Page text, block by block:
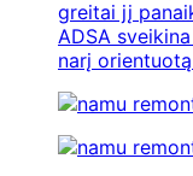
greitai jį
ADSA
narį